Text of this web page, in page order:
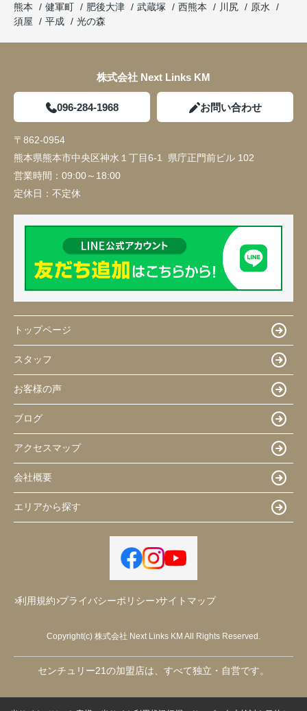
熊本
健軍町 肥後大津 武蔵塚 西熊本 川尻
原水
須屋
平成 光の森
株式会社 Next Links KM
096-284-1968 お問い合わせ
〒862-0954
熊本県熊本市中央区神水１丁目6-1 県庁正門前ビル 102
営業時間： 09:00～18:00
定休日： 不定休
トップページ
スタッフ
お客様の声
ブログ
アクセスマップ
会社概要
エリアから探す
利用規約 プライバシーポリシー サイトマップ
Copyright(c) 株式会社 Next Links KM All Rights Reserved.
センチュリー21の加盟店は、すべて独立・自営です。